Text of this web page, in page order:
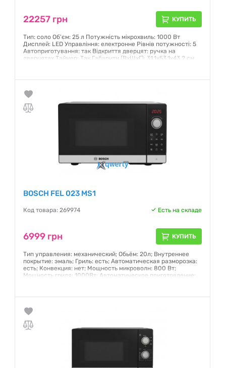
22257 грн КУПИТЬ
Тип: соло Об'єм: 25 л Потужність мікрохвиль: 1000 Вт
Дисплей: LED Управління: електронне Рівнів потужності: 5
Автоприготування: так Відкриття дверцят: ручка на
дверцятах Таймер: Так Габарити (ВхШхГ): 31.1x53.1x43.2 см
Гарантия:12 месяцев
BOSCH FEL 023 MS1
Код товара: 269974 Есть на складе
6999 грн КУПИТЬ
Тип управления: механический; Обьём: 20л; Внутреннее
покрытие: эмаль; Гриль: есть; Автоматическая разморозка:
есть; Конвекция: нет; Мощность микроволн: 800 Вт;
Мощность гриля: 1000Вт; Автоматическое приготовление:
Гарантия:12 месяцев